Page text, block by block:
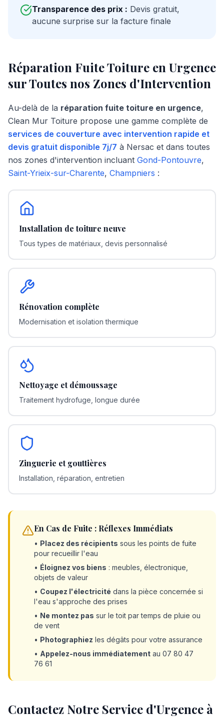
Transparence des prix : Devis gratuit,
aucune surprise sur la facture finale
Réparation Fuite Toiture en Urgence
sur Toutes nos Zones d'Intervention
Au-delà de la réparation fuite toiture en urgence,
Clean Mur Toiture propose une gamme complète de
services de couverture avec intervention rapide et
devis gratuit disponible 7j/7 à Nersac et dans toutes
nos zones d'intervention incluant Gond-Pontouvre,
Saint-Yrieix-sur-Charente, Champniers :
Installation de toiture neuve
Tous types de matériaux, devis personnalisé
Rénovation complète
Modernisation et isolation thermique
Nettoyage et démoussage
Traitement hydrofuge, longue durée
Zinguerie et gouttières
Installation, réparation, entretien
En Cas de Fuite : Réflexes Immédiats
• Placez des récipients sous les points de fuite
pour recueillir l'eau
• Éloignez vos biens : meubles, électronique,
objets de valeur
• Coupez l'électricité dans la pièce concernée si
l'eau s'approche des prises
• Ne montez pas sur le toit par temps de pluie ou
de vent
• Photographiez les dégâts pour votre assurance
• Appelez-nous immédiatement au 07 80 47
76 61
Contactez Notre Service d'Urgence à